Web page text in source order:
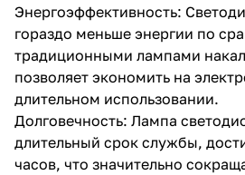
Энергоэффективность:
гораздо меньше энергии по
традиционными лампами
позволяет экономить на
длительном использовании.
Долговечность: Лампа
длительный срок службы,
часов, что значительно